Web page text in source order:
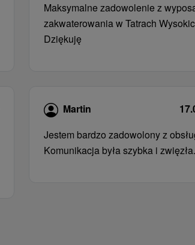
Maksymalne zadowolenie z
zakwaterowania w Tatrach
Dziękuję
Martin
Jestem bardzo zadowolony z
Komunikacja była szybka i zwięzła.